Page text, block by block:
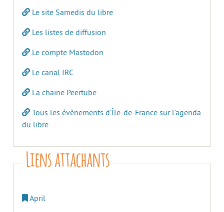
Le site Samedis du libre
Les listes de diffusion
Le compte Mastodon
Le canal IRC
La chaine Peertube
Tous les évènements d’Île-de-France sur l’agenda
du libre
Liens attachants
April